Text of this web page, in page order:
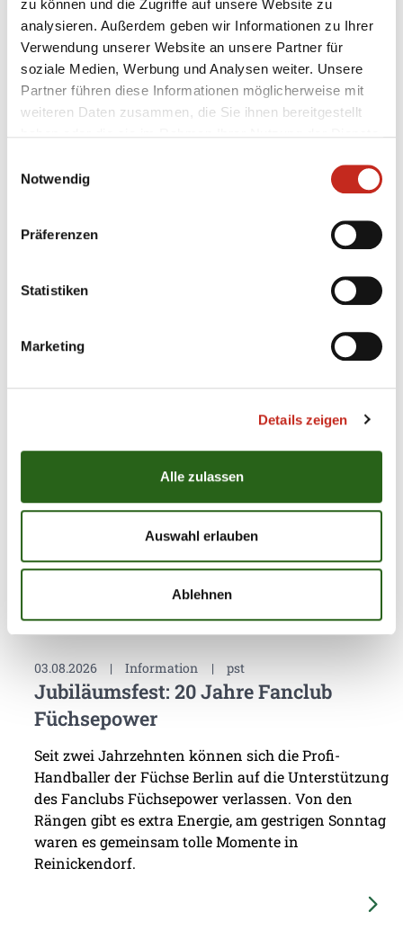
zu können und die Zugriffe auf unsere Website zu
analysieren. Außerdem geben wir Informationen zu Ihrer
Verwendung unserer Website an unsere Partner für
soziale Medien, Werbung und Analysen weiter. Unsere
Partner führen diese Informationen möglicherweise mit
weiteren Daten zusammen, die Sie ihnen bereitgestellt
Notwendig
Präferenzen
Statistiken
Marketing
Details zeigen
Alle zulassen
Auswahl erlauben
Ablehnen
steht dann am 19.2. auch fest, ob NARVA auch der
Gegner am 17.4. im Pokalfinale sein wird, die SG
NARVA Berlin bestreitet dann das zweite Halbfinale
gegen die SG Hermsdorf-Waidmannslust.
Weitere News
Erster Gradmesser gegen Topteam aus
Dänemark
Das vierte Testspiel seit dem Beginn der
Trainer Nicolej Krickau werden. Gegen den
Spitzenclub Aalborg Håndbold lieferten sich die
Füchse Berlin einen packenden Schlagabtausch, der
03.08.2026 | Information | pst
Jubiläumsfest: 20 Jahre Fanclub
Füchsepower
Seit zwei Jahrzehnten können sich die Profi-
Handballer der Füchse Berlin auf die Unterstützung
des Fanclubs Füchsepower verlassen. Von den
Rängen gibt es extra Energie, am gestrigen Sonntag
waren es gemeinsam tolle Momente in
Reinickendorf.